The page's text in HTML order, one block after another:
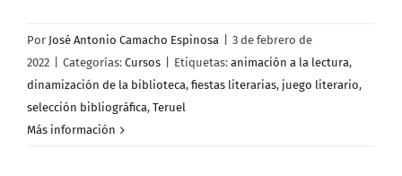
Por José Antonio Camacho Espinosa
3 de febrero de
2022
Categorías: Cursos Etiquetas: animación a la lectura,
dinamización de la biblioteca, fiestas literarias, juego literario,
selección bibliográfica, Teruel
Más información